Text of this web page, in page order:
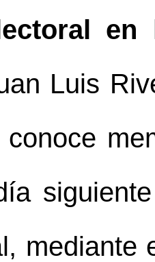
en
Luis
conoce
mediante